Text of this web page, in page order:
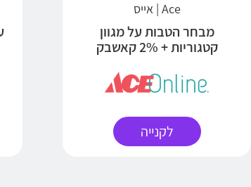
Ace | אייס
מבחר הטבות על מגוון
קטגוריות + 2% קאשבק
לקנייה